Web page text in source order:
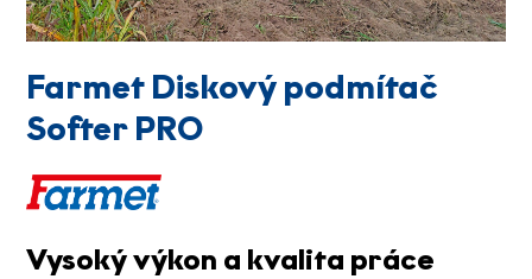
Farmet Diskový podmítač
Softer PRO
Vysoký výkon a kvalita práce